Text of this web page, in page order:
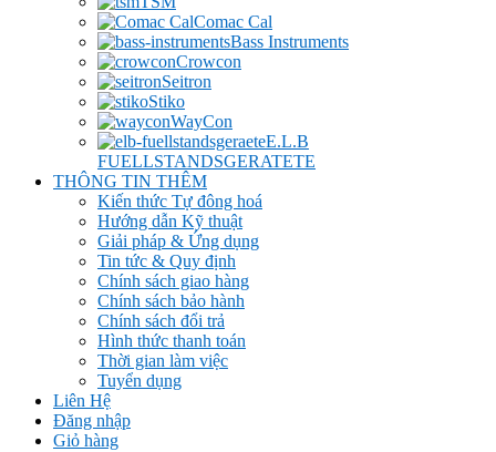
Comac Cal
Bass Instruments
Crowcon
Seitron
Stiko
WayCon
E.L.B
FUELLSTANDSGERATETE
THÔNG TIN THÊM
Kiến thức Tự đông hoá
Hướng dẫn Kỹ thuật
Giải pháp & Ứng dụng
Tin tức & Quy định
Chính sách giao hàng
Chính sách bảo hành
Chính sách đổi trả
Hình thức thanh toán
Thời gian làm việc
Tuyển dụng
Liên Hệ
Đăng nhập
Giỏ hàng